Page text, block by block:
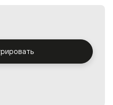
с различными
освещённость.
единый профиль
сочетаются в одном